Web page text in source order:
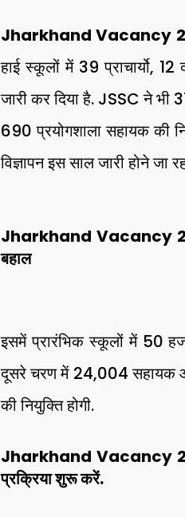
Jharkhand Vacancy
हाई स्कूलों में 39 प्राचार्यो,
जारी कर दिया है. JSSC ने भी
690 प्रयोगशाला सहायक की
विज्ञापन इस साल जारी होने जा
Jharkhand Vacancy
बहाल
इसमें प्रारंभिक स्कूलों में 50
दूसरे चरण में 24,004 सहायक
की नियुक्ति होगी.
Jharkhand Vacancy
प्रक्रिया शुरू करें.